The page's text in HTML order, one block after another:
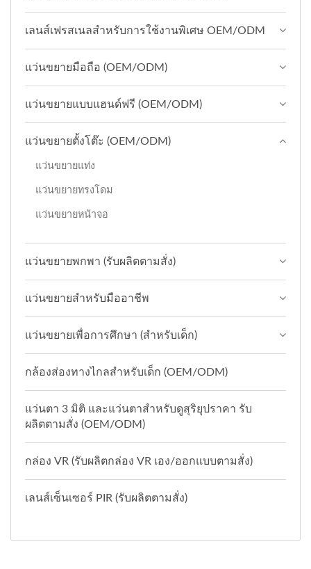
เลนส์เฟรสเนลสำหรับการใช้งานพิเศษ OEM/ODM
แว่นขยายมือถือ (OEM/ODM)
แว่นขยายแบบแฮนด์ฟรี (OEM/ODM)
แว่นขยายตั้งโต๊ะ (OEM/ODM)
แว่นขยายแท่ง
แว่นขยายทรงโดม
แว่นขยายหน้าจอ
แว่นขยายพกพา (รับผลิตตามสั่ง)
แว่นขยายสำหรับมืออาชีพ
แว่นขยายเพื่อการศึกษา (สำหรับเด็ก)
กล้องส่องทางไกลสำหรับเด็ก (OEM/ODM)
แว่นตา 3 มิติ และแว่นตาสำหรับดูสุริยุปราคา รับ
ผลิตตามสั่ง (OEM/ODM)
กล่อง VR (รับผลิตกล่อง VR เอง/ออกแบบตามสั่ง)
เลนส์เซ็นเซอร์ PIR (รับผลิตตามสั่ง)